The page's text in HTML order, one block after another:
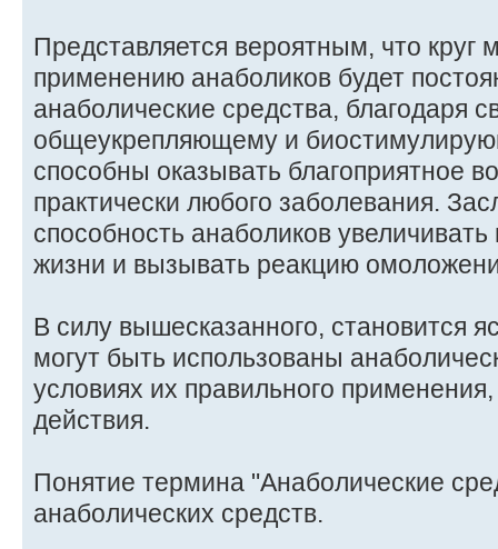
Представляется вероятным, что круг
применению анаболиков будет
анаболические средства, благодаря
общеукрепляющему и
способны оказывать благоприятное
практически любого заболевания.
способность анаболиков
жизни и вызывать реакцию
В силу вышесказанного, становится
могут быть использованы
условиях их правильного
действия.
Понятие термина "Анаболические
анаболических средств.